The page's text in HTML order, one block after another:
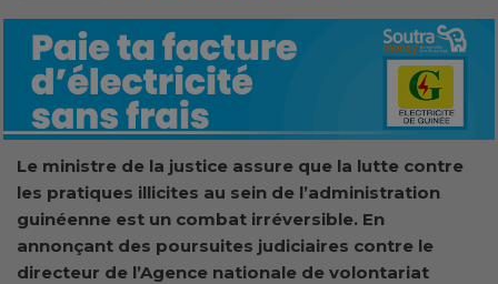
Le ministre de la justice assure que la lutte contre
les pratiques illicites au sein de l’administration
guinéenne est un combat irréversible. En
annonçant des poursuites judiciaires contre le
directeur de l’Agence nationale de volontariat